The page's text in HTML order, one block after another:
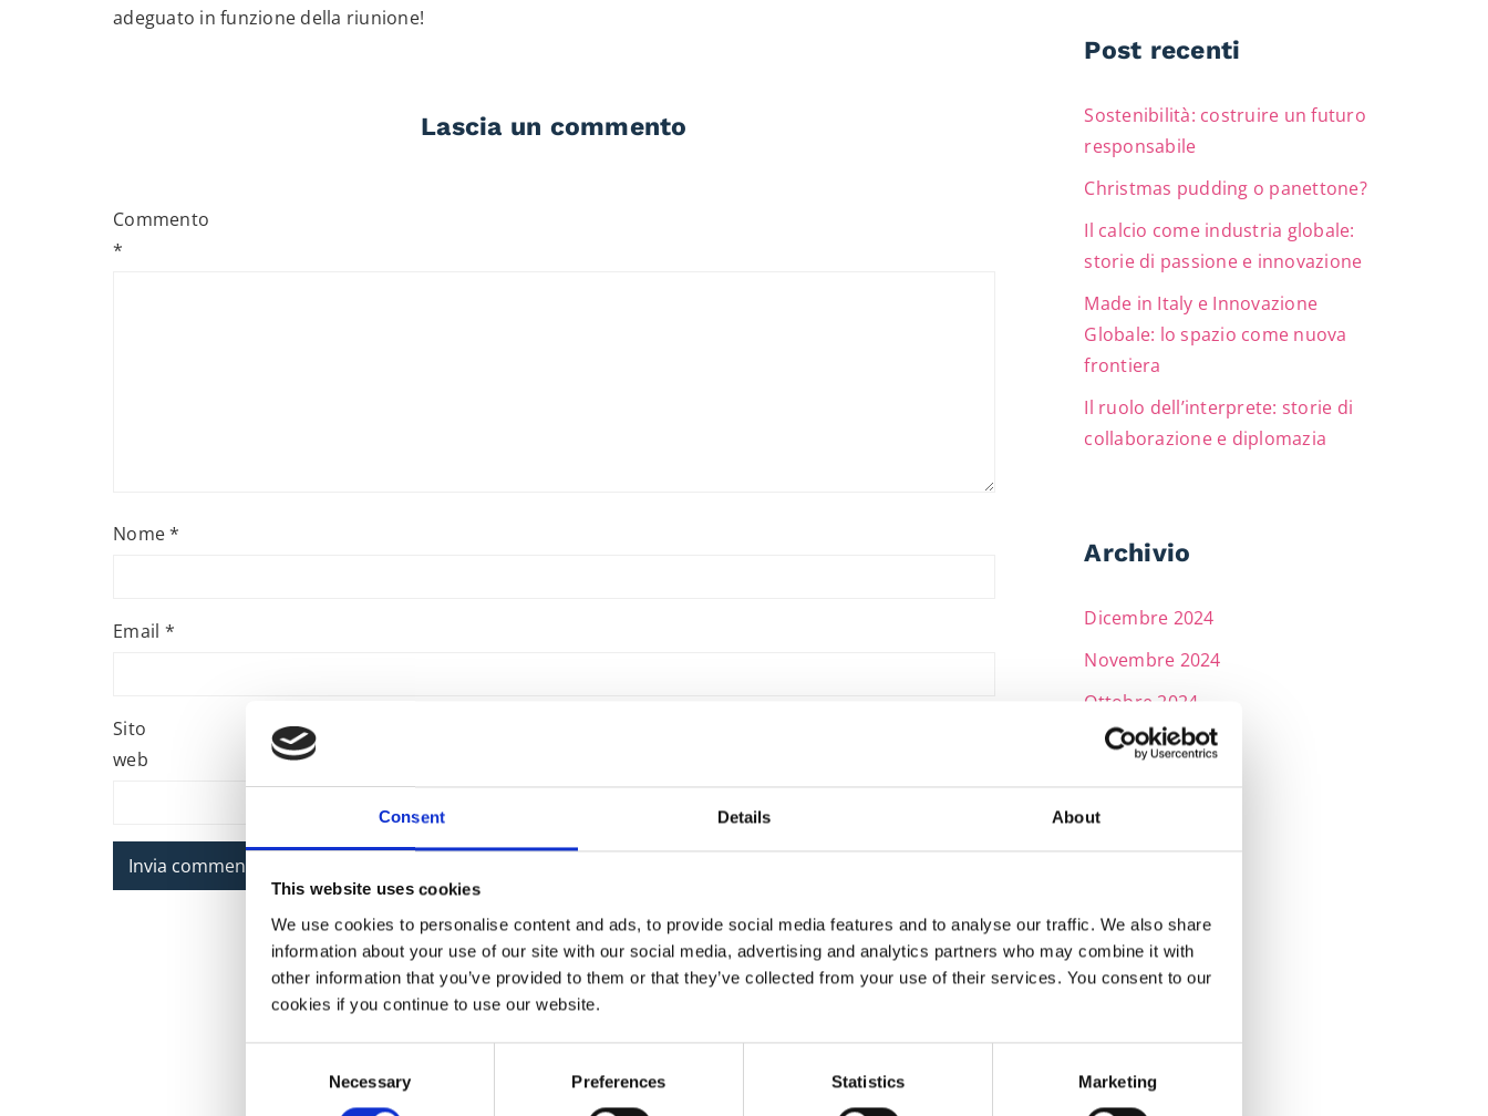
Consent Details About
This website uses cookies
We use cookies to personalise content and ads, to provide social media features and to analyse our traffic. We also share
information about your use of our site with our social media, advertising and analytics partners who may combine it with
other information that you’ve provided to them or that they’ve collected from your use of their services. You consent to our
cookies if you continue to use our website.
Necessary Preferences Statistics Marketing
adeguato in funzione della riunione!
Lascia un commento
Commento
*
Nome*
Email *
Sito
web
Post recenti
Sostenibilità: costruire un futuro
responsabile
Christmas pudding o panettone?
Il calcio come industria globale:
storie di passione e innovazione
Made in Italy e Innovazione
Globale: lo spazio come nuova
frontiera
Il ruolo dell’interprete: storie di
collaborazione e diplomazia
Archivio
Dicembre 2024
Novembre 2024
Ottobre 2024
Settembre 2024
Giugno 2024
Aprile 2024
Febbraio 2024
Gennaio 2024
Novembre 2023
Ottobre 2023